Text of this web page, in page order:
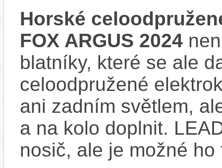
Horské
FOX ARGUS 2024
blatníky, které se ale
celoodpružené
ani zadním světlem,
a na kolo doplnit.
nosič, ale je možné